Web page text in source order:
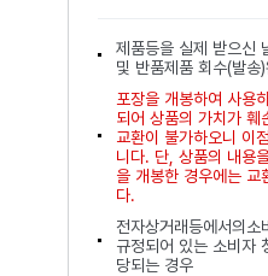
제품등을 실제 받으신
및 반품제품 회수(발송)
포장을 개봉하여 사용
되어 상품의 가치가 훼
교환이 불가하오니 이
니다. 단, 상품의 내용
을 개봉한 경우에는 교
다.
전자상거래등에서의소
규정되어 있는 소비자
당되는 경우